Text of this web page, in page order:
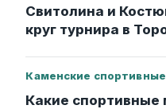
Свитолина и
круг турнира в
Каменские
Какие спортивные